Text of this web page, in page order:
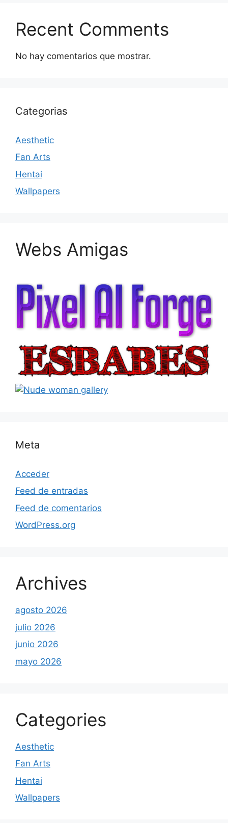
Recent Comments
No hay comentarios que mostrar.
Categorias
Aesthetic
Fan Arts
Hentai
Wallpapers
Webs Amigas
Meta
Acceder
Feed de entradas
Feed de comentarios
WordPress.org
Archives
agosto 2026
julio 2026
junio 2026
mayo 2026
Categories
Aesthetic
Fan Arts
Hentai
Wallpapers